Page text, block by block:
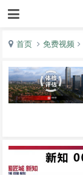
首页 免费视频